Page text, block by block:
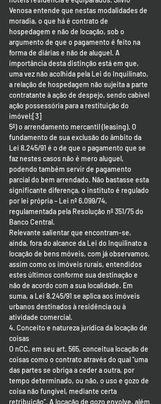
Venosa entende que nestas modalidades de
moradia, o que há é contrato de
hospedagem e não de locação, sob o
argumento de que o pagamento é feito na
forma de diárias e não de aluguel. A
importância desta distinção está em que,
uma vez não acolhida pela Lei do Inquilinato,
a relação de hospedagem não sujeita a parte
contratante à ação de despejo, sendo cabível
ação possessória para a restituição do
imóvel;[3]
5º) o arrendamento mercantil (leasing). O
fundamento de sua exclusão do âmbito da
Lei 8.245/91 é o de que o pagamento que se
faz nestes casos não é mero aluguel,
podendo também servir de pagamento
parcial do bem arrendado. Não bastasse esta
significante diferença, o instituto é regulado
por lei própria – Lei nº 6.099/74,
regulamentada pela Resolução nº 351/75 do
Banco Central.
Relevante salientar que encontram-se,
ainda, fora do alcance da Lei do Inquilinato a
locação de bens móveis, com já observamos,
assim como os imóveis rurais, entendidos
estes últimos conforme sua destinação e
não de acordo com a sua localidade. Em
suma, a Lei 8.245/91 se aplica aos imóveis
urbanos destinados à residência ou à
atividade comercial.
4. Conceito e natureza jurídica da locação de
coisas
O nCC, em seu art. 565, conceitua locação de
coisas como o contrato através do qual “uma
das partes se obriga a ceder a outra, por
tempo determinado, ou não, o uso e gozo de
coisa não fungível, mediante certa
retribuição”. A locação de gozo envolve, além